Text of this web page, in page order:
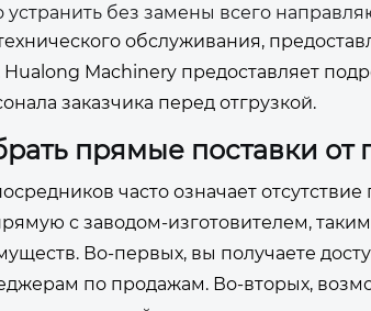
без замены всего
обслуживания,
Hualong Machinery предоставляет
заказчика перед отгрузкой.
прямые поставки от
часто означает
с заводом-изготовителем,
Во-первых, вы получаете
по продажам. Во-вторых,